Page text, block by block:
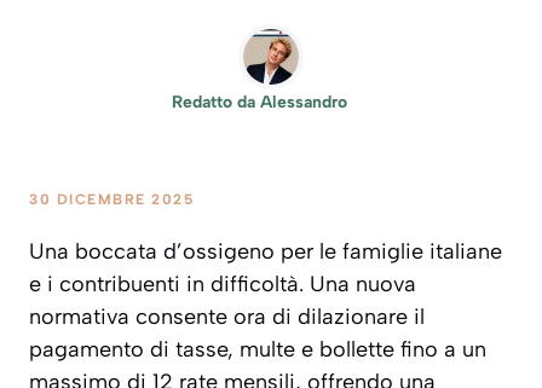
Redatto da Alessandro
30 DICEMBRE 2025
Una boccata d’ossigeno per le famiglie italiane
e i contribuenti in difficoltà. Una nuova
normativa consente ora di dilazionare il
pagamento di tasse, multe e bollette fino a un
massimo di 12 rate mensili, offrendo una